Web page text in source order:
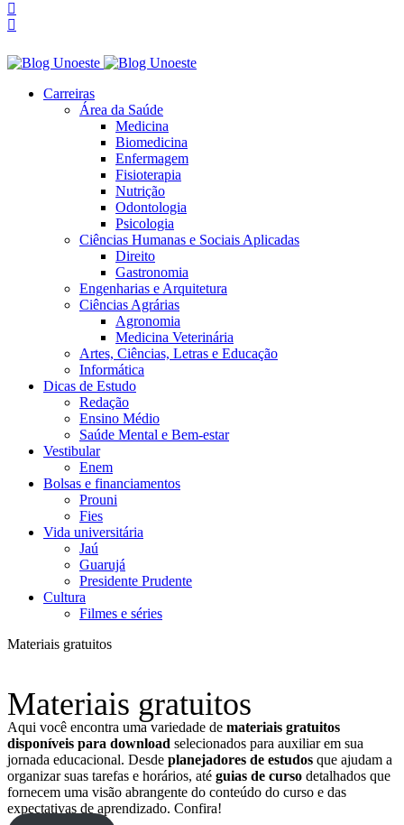
Carreiras
Área da Saúde
Medicina
Biomedicina
Enfermagem
Fisioterapia
Nutrição
Odontologia
Psicologia
Ciências Humanas e Sociais Aplicadas
Direito
Gastronomia
Engenharias e Arquitetura
Ciências Agrárias
Agronomia
Medicina Veterinária
Artes, Ciências, Letras e Educação
Informática
Dicas de Estudo
Redação
Ensino Médio
Saúde Mental e Bem-estar
Vestibular
Enem
Bolsas e financiamentos
Prouni
Fies
Vida universitária
Jaú
Guarujá
Presidente Prudente
Cultura
Filmes e séries
Materiais gratuitos
Materiais gratuitos
Aqui você encontra uma variedade de materiais gratuitos
disponíveis para download selecionados para auxiliar em sua
jornada educacional. Desde planejadores de estudos que ajudam a
organizar suas tarefas e horários, até guias de curso detalhados que
fornecem uma visão abrangente do conteúdo do curso e das
expectativas de aprendizado. Confira!